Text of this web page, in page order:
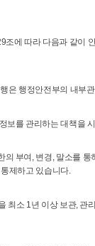
에 따라 다음과 같이
은 행정안전부의 내부
보를 관리하는 대책을
부여, 변경, 말소를
제하고 있습니다.
최소 1년 이상 보관,